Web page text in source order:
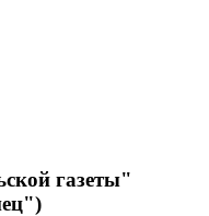
газеты"